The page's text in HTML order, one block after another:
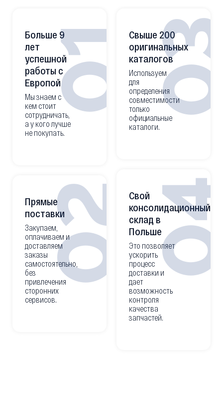
01
Больше 9
лет
успешной
работы с
Европой
Мы знаем с
кем стоит
сотрудничать,
а у кого лучше
не покупать.
02
Прямые
поставки
Закупаем,
оплачиваем и
доставляем
заказы
самостоятельно,
без
привлечения
сторонних
сервисов.
Свыше 200
оригинальных
каталогов
Используем
для
определения
совместимости
только
официальные
каталоги.
Свой
консолидационный
склад в
Польше
Это позволяет
ускорить
процесс
доставки и
дает
возможность
контроля
качества
запчастей.